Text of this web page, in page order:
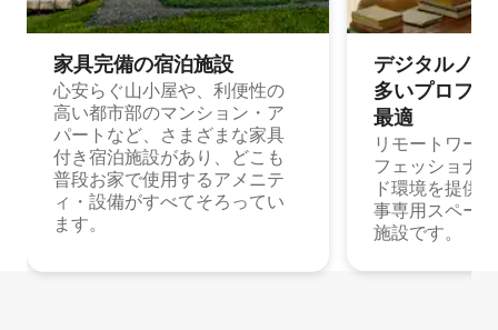
家具完備の宿⁠泊⁠施⁠設
心安らぐ山小屋や、利便性の
高い都市部のマンション・ア
パートなど、さまざまな家具
付き宿泊施設があり、どこも
普段お家で使用するアメニテ
ィ・設備がすべてそろってい
ます。
デジタルノ
多⁠いプ⁠ロ⁠フ⁠
最⁠適
リモートワー
フェッショナ
ド環境を提供
事専用スペー
施設です。